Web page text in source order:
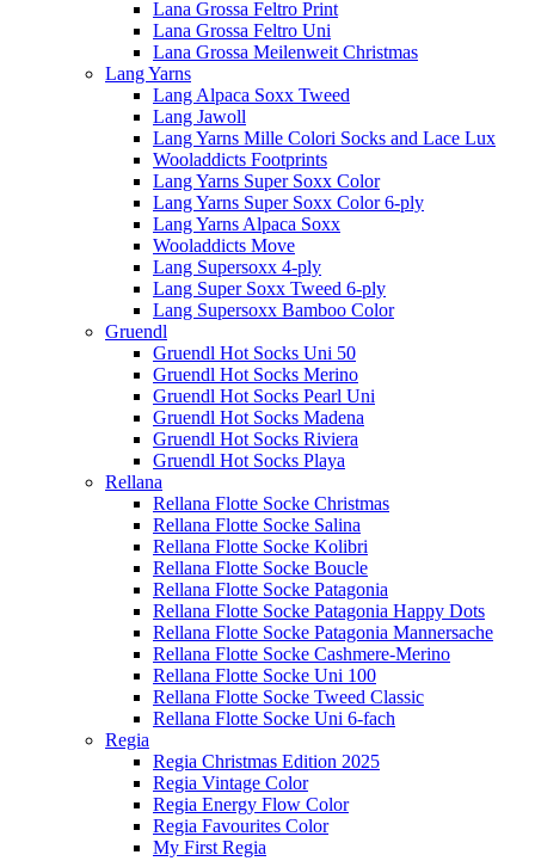
Lana Grossa Feltro Print
Lana Grossa Feltro Uni
Lana Grossa Meilenweit Christmas
Lang Yarns
Lang Alpaca Soxx Tweed
Lang Jawoll
Lang Yarns Mille Colori Socks and Lace Lux
Wooladdicts Footprints
Lang Yarns Super Soxx Color
Lang Yarns Super Soxx Color 6-ply
Lang Yarns Alpaca Soxx
Wooladdicts Move
Lang Supersoxx 4-ply
Lang Super Soxx Tweed 6-ply
Lang Supersoxx Bamboo Color
Gruendl
Gruendl Hot Socks Uni 50
Gruendl Hot Socks Merino
Gruendl Hot Socks Pearl Uni
Gruendl Hot Socks Madena
Gruendl Hot Socks Riviera
Gruendl Hot Socks Playa
Rellana
Rellana Flotte Socke Christmas
Rellana Flotte Socke Salina
Rellana Flotte Socke Kolibri
Rellana Flotte Socke Boucle
Rellana Flotte Socke Patagonia
Rellana Flotte Socke Patagonia Happy Dots
Rellana Flotte Socke Patagonia Mannersache
Rellana Flotte Socke Cashmere-Merino
Rellana Flotte Socke Uni 100
Rellana Flotte Socke Tweed Classic
Rellana Flotte Socke Uni 6-fach
Regia
Regia Christmas Edition 2025
Regia Vintage Color
Regia Energy Flow Color
Regia Favourites Color
My First Regia